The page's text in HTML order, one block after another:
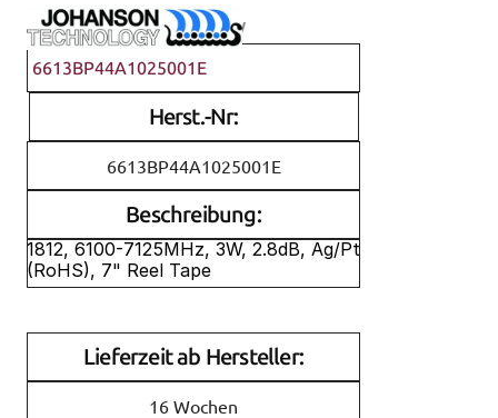
Johanson Technology
6613BP44A1025001E
Herst.-Nr:
6613BP44A1025001E
Beschreibung:
1812, 6100-7125MHz, 3W, 2.8dB, Ag/Pt
(RoHS), 7" Reel Tape
Lieferzeit ab Hersteller:
16 Wochen